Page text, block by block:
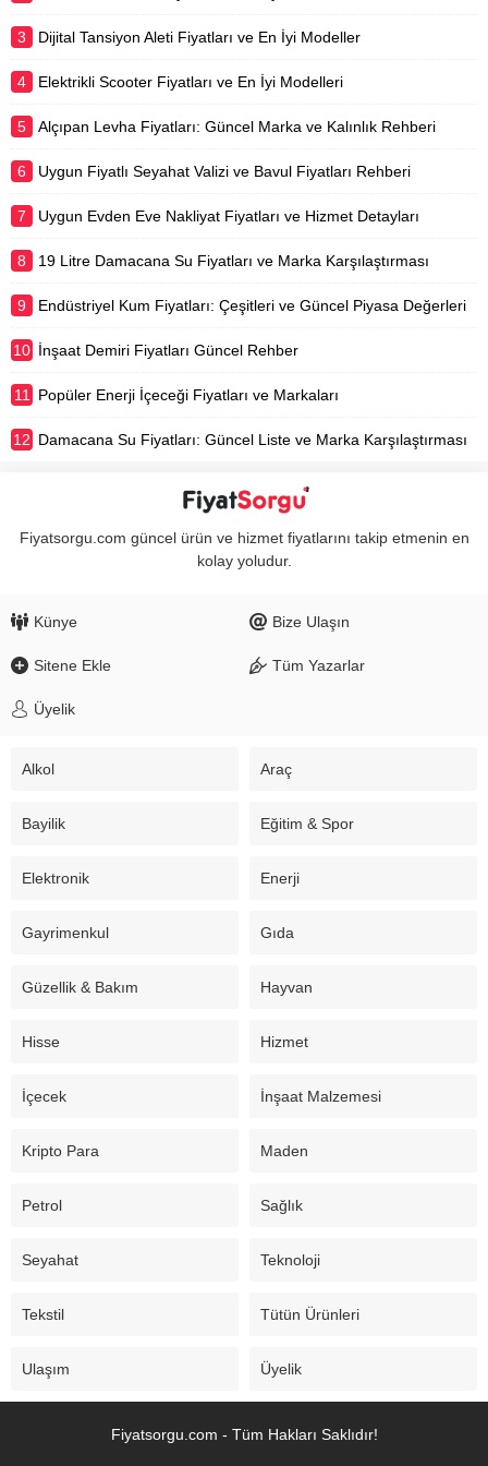
3 Dijital Tansiyon Aleti Fiyatları ve En İyi Modeller
4 Elektrikli Scooter Fiyatları ve En İyi Modelleri
5 Alçıpan Levha Fiyatları: Güncel Marka ve Kalınlık Rehberi
6 Uygun Fiyatlı Seyahat Valizi ve Bavul Fiyatları Rehberi
7 Uygun Evden Eve Nakliyat Fiyatları ve Hizmet Detayları
8 19 Litre Damacana Su Fiyatları ve Marka Karşılaştırması
9 Endüstriyel Kum Fiyatları: Çeşitleri ve Güncel Piyasa Değerleri
10 İnşaat Demiri Fiyatları Güncel Rehber
11 Popüler Enerji İçeceği Fiyatları ve Markaları
12 Damacana Su Fiyatları: Güncel Liste ve Marka Karşılaştırması
Fiyatsorgu.com güncel ürün ve hizmet fiyatlarını takip etmenin en
kolay yoludur.
Künye Bize Ulaşın
Sitene Ekle Tüm Yazarlar
Üyelik
Alkol Araç
Bayilik Eğitim & Spor
Elektronik Enerji
Gayrimenkul Gıda
Güzellik & Bakım Hayvan
Hisse Hizmet
İçecek İnşaat Malzemesi
Kripto Para Maden
Petrol Sağlık
Seyahat Teknoloji
Tekstil Tütün Ürünleri
Ulaşım Üyelik
Fiyatsorgu.com - Tüm Hakları Saklıdır!